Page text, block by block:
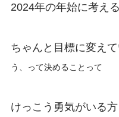
2024年の年始に考え
ちゃんと目標に変え
う、って決めることって
けっこう勇気がいる